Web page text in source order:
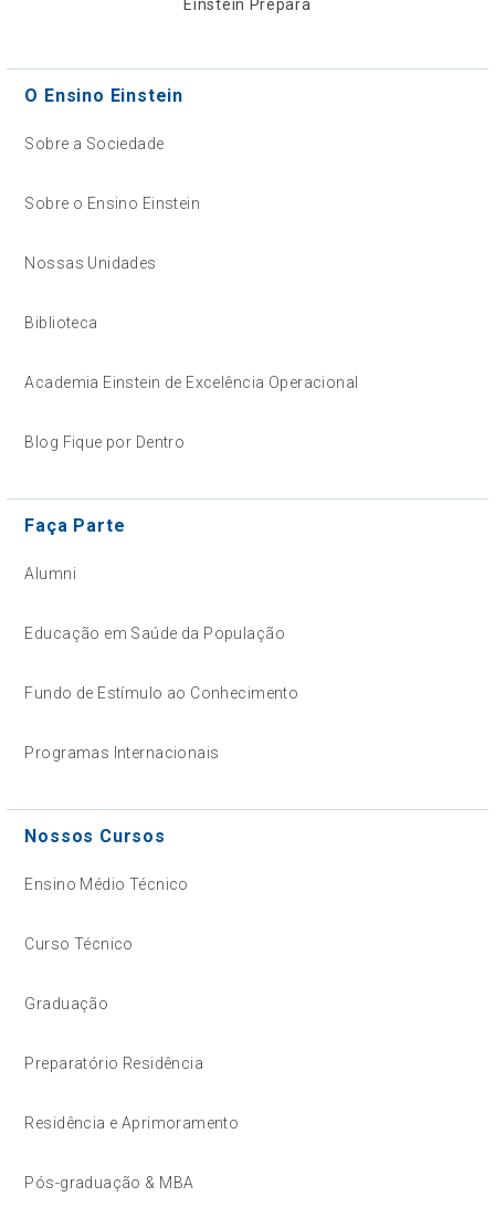
Einstein Prepara
O Ensino Einstein
Sobre a Sociedade
Sobre o Ensino Einstein
Nossas Unidades
Biblioteca
Academia Einstein de Excelência Operacional
Blog Fique por Dentro
Faça Parte
Alumni
Educação em Saúde da População
Fundo de Estímulo ao Conhecimento
Programas Internacionais
Nossos Cursos
Ensino Médio Técnico
Curso Técnico
Graduação
Preparatório Residência
Residência e Aprimoramento
Pós-graduação & MBA